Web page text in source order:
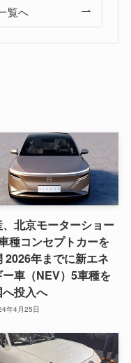
覧へ
、北京モーターショー
種コンセプトカーを
2026年までに新エネ
車（NEV）5車種を
へ投入へ
年4月25日